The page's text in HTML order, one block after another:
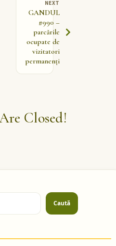
NEXT
GANDUL
#990 –
parcările
ocupate de
vizitatori
permanenți
Closed!
Caută